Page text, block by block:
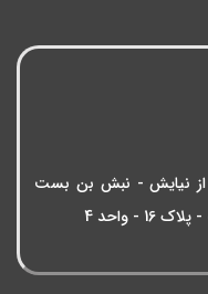
از نیایش - نبش بن بست
واحد 4